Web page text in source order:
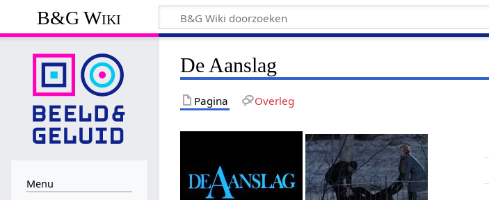
B&G Wiki
De Aanslag
Pagina Overleg
Menu